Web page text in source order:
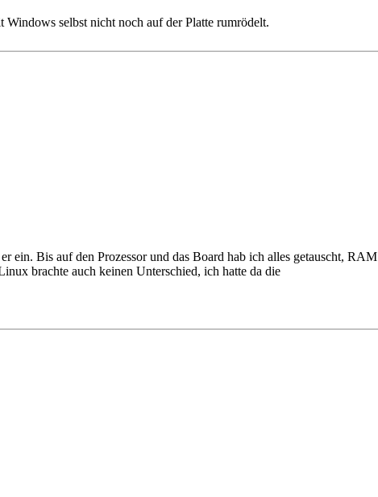
selbst nicht noch auf der Platte rumrödelt.
Bis auf den Prozessor und das Board hab ich alles getauscht, RAM
brachte auch keinen Unterschied, ich hatte da die